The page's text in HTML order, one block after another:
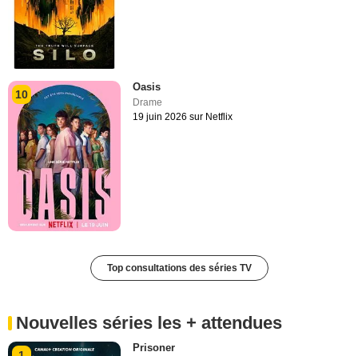
10
Oasis
Drame
19 juin 2026 sur Netflix
Top consultations des séries TV
Nouvelles séries les + attendues
Prisoner